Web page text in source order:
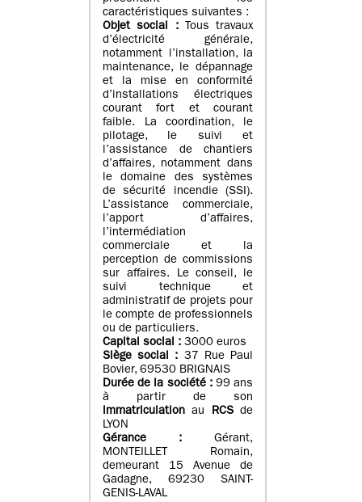
caractéristiques suivantes :
Objet social :
Tous travaux
d’électricité générale,
notamment l’installation, la
maintenance, le dépannage
et la mise en conformité
d’installations électriques
courant fort et courant
faible. La coordination, le
pilotage, le suivi et
l’assistance de chantiers
d’affaires, notamment dans
le domaine des systèmes
de sécurité incendie (SSI).
L’assistance commerciale,
l’apport d’affaires,
l’intermédiation
commerciale et la
perception de commissions
sur affaires. Le conseil, le
suivi technique et
administratif de projets pour
le compte de professionnels
ou de particuliers.
Capital social : 3000 euros
Siège social : 37 Rue Paul
Bovier, 69530 BRIGNAIS
Durée de la société : 99 ans
à partir de son
immatriculation au RCSde
LYON
Gérance :
Gérant,
MONTEILLET Romain,
demeurant 15 Avenue de
Gadagne, 69230 SAINT-
GENIS-LAVAL